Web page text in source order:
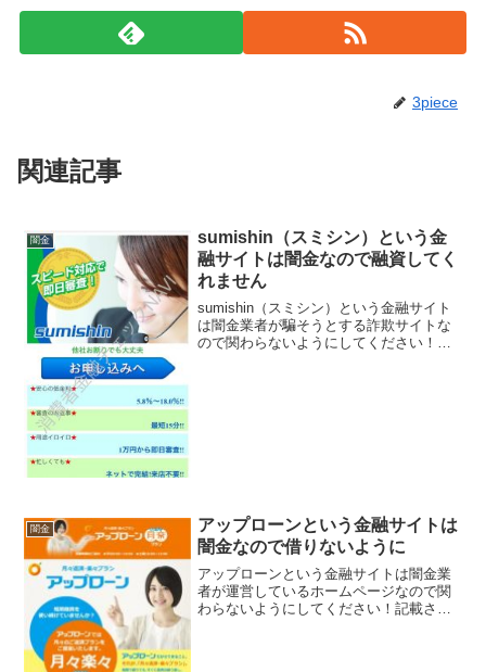
3piece
関連記事
闇金
sumishin（スミシン）という金
融サイトは闇金なので融資してく
れません
sumishin（スミシン）という金融サイト
は闇金業者が騙そうとする詐欺サイトな
ので関わらないようにしてください！ス
闇金
アップローンという金融サイトは
闇金なので借りないように
アップローンという金融サイトは闇金業
者が運営しているホームページなので関
わらないようにしてください！記載され